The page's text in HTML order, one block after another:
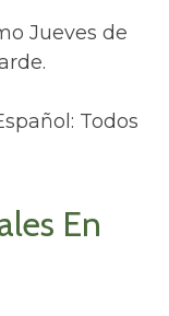
Jueves de
Todos
En